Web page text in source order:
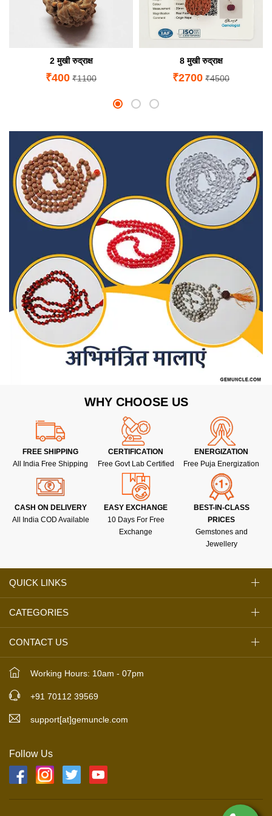
2 मुखी रुद्राक्ष
₹400 ₹1100
8 मुखी रुद्राक्ष
₹2700 ₹4500
WHY CHOOSE US
FREE SHIPPING
All India Free Shipping
CERTIFICATION
Free Govt Lab Certified
ENERGIZATION
Free Puja Energization
CASH ON DELIVERY
All India COD Available
EASY EXCHANGE
10 Days For Free
Exchange
BEST-IN-CLASS
PRICES
Gemstones and
Jewellery
QUICK LINKS
CATEGORIES
CONTACT US
Working Hours: 10am - 07pm
+91 70112 39569
support[at]gemuncle.com
Follow Us